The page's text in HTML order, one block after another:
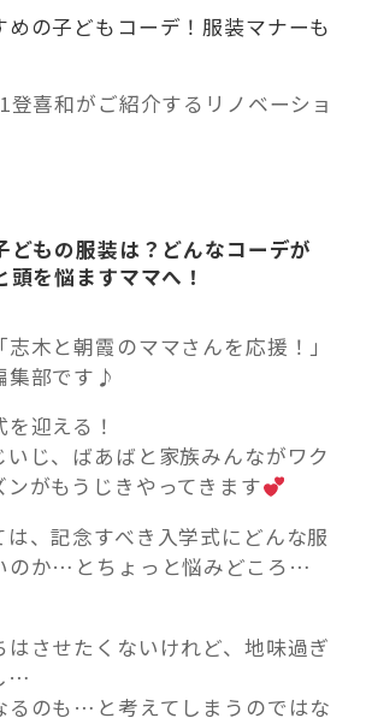
リノベ事例
・協力店
暮らし 住み替え相談
めの子どもコーデ！服装マナーも
登喜和がご紹介するリノベーショ
どもの服装は？どんなコーデが
頭を悩ますママへ！
木と朝霞のママさんを応援！」
集部です♪
迎える！
いじ、ばあばと家族みんながワク
ンがもうじきやってきます
は、記念すべき入学式にどんな服
のか…とちょっと悩みどころ…
はさせたくないけれど、地味過ぎ
…
るのも…と考えてしまうのではな